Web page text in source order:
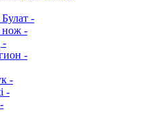
-
нож -
-
-
-
-